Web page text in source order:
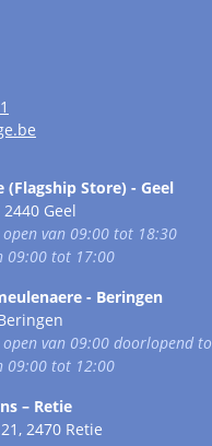
(Flagship Store) - Geel
Geel
open van 09:00 tot 18:30
09:00 tot 17:00
- Beringen
open van 09:00 doorlopend
09:00 tot 12:00
– Retie
2470 Retie